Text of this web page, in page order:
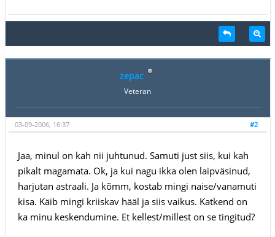
zepac
Veteran
#2
03-09-2006, 16:37
Jaa, minul on kah nii juhtunud. Samuti just siis, kui kah
pikalt magamata. Ok, ja kui nagu ikka olen laipväsinud,
harjutan astraali. Ja kõmm, kostab mingi naise/vanamuti
kisa. Käib mingi kriiskav hääl ja siis vaikus. Katkend on
ka minu keskendumine. Et kellest/millest on se tingitud?